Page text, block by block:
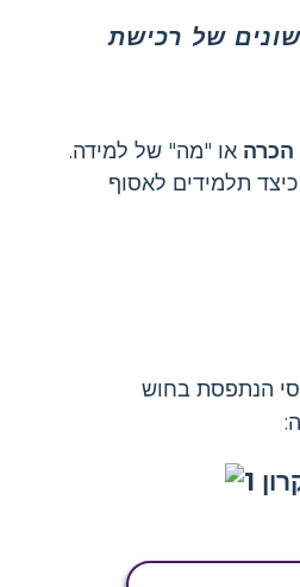
של רכישת
או "מה" של למידה.
תלמידים לאסוף
הנתפסת בחוש